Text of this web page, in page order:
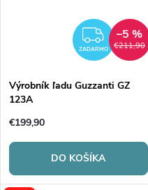
ZADARMO €211,90
–5 %
Výrobník ľadu Guzzanti GZ
123A
€199,90
DO KOŠÍKA